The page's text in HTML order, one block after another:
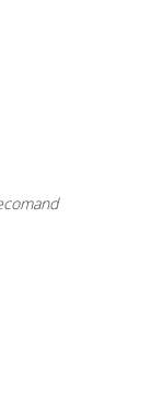
si convenabil pret/